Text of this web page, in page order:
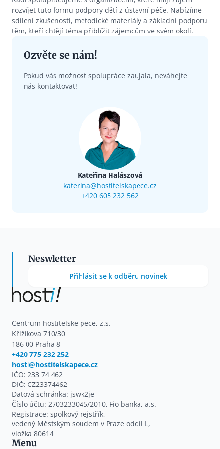
rozvíjet tuto formu podpory dětí z ústavní péče. Nabízíme
sdílení zkušeností, metodické materiály a základní podporu
těm, kteří chtějí téma přiblížit zájemcům ve svém okolí.
Ozvěte se nám!
Pokud vás možnost spolupráce zaujala, neváhejte
nás kontaktovat!
Kateřina Halászová
katerina@hostitelskapece.cz
+420 605 232 562
Neswletter
Přihlásit se k odběru novinek
Centrum hostitelské péče, z.s.
Křižíkova 710/30
186 00 Praha 8
+420 775 232 252
hosti@hostitelskapece.cz
IČO: 233 74 462
DIČ: CZ23374462
Datová schránka: jswk2je
Číslo účtu: 2703233045/2010, Fio banka, a.s.
Registrace: spolkový rejstřík,
vedený Městským soudem v Praze oddíl L,
vložka 80614
Menu